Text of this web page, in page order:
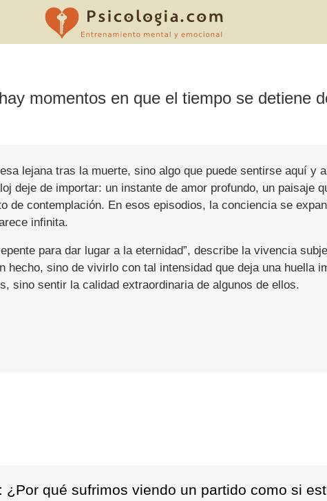
momentos en que el tiempo se detiene
lejana tras la muerte, sino algo que puede sentirse aquí y
deje de importar: un instante de amor profundo, un paisaje
de contemplación. En esos episodios, la conciencia se
infinita.
para dar lugar a la eternidad”, describe la vivencia
hecho, sino de vivirlo con tal intensidad que deja una huella
sino sentir la calidad extraordinaria de algunos de ellos.
¿Por qué sufrimos viendo un partido como si